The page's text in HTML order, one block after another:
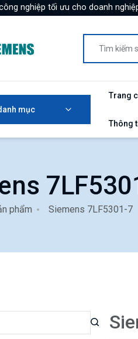
nghiệp tối ưu cho doanh
mục
Trang
Thông
phẩm Siemens 7LF5301-7